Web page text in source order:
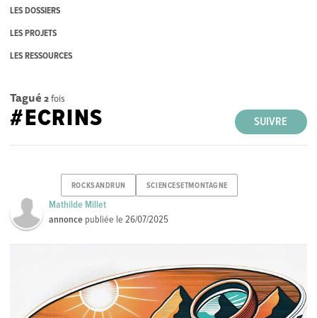
LES DOSSIERS
LES PROJETS
LES RESSOURCES
Tagué 2fois
SUIVRE
#ECRINS
ROCKSANDRUN SCIENCESETMONTAGNE
Mathilde Millet
annonce publiée le26/07/2025